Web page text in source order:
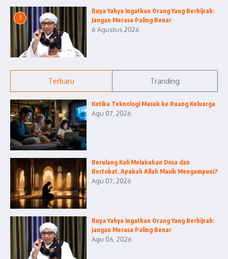
3
Buya Yahya Ingatkan Orang Yang Berhijrah:
Jangan Merasa Paling Benar
6 Agustus 2026
Terbaru Tranding
Ketika Teknologi Masuk ke Ruang Keluarga
Agu 07, 2026
Berulang Kali Melakukan Dosa dan
Bertobat, Apakah Allah Masih Mengampuni?
Agu 07, 2026
Buya Yahya Ingatkan Orang Yang Berhijrah:
Jangan Merasa Paling Benar
Agu 06, 2026